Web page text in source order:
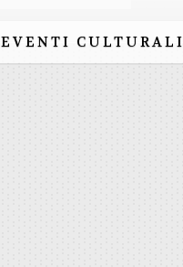
EVENTI CULTURALI